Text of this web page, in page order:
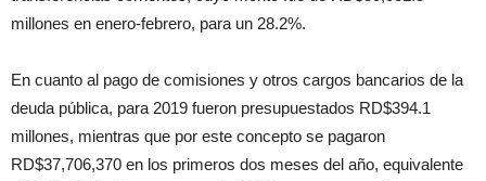
millones en enero-febrero, para un 28.2%.
En cuanto al pago de comisiones y otros cargos bancarios de la
deuda pública, para 2019 fueron presupuestados RD$394.1
millones, mientras que por este concepto se pagaron
RD$37,706,370 en los primeros dos meses del año, equivalente